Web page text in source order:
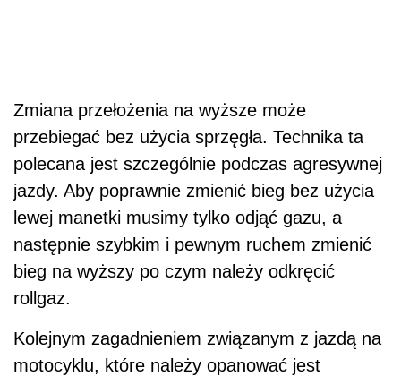
Zmiana przełożenia na wyższe może
przebiegać bez użycia sprzęgła. Technika ta
polecana jest szczególnie podczas agresywnej
jazdy. Aby poprawnie zmienić bieg bez użycia
lewej manetki musimy tylko odjąć gazu, a
następnie szybkim i pewnym ruchem zmienić
bieg na wyższy po czym należy odkręcić
rollgaz.
Kolejnym zagadnieniem związanym z jazdą na
motocyklu, które należy opanować jest